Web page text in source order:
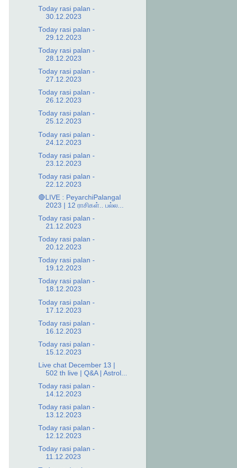
Today rasi palan -
30.12.2023
Today rasi palan -
29.12.2023
Today rasi palan -
28.12.2023
Today rasi palan -
27.12.2023
Today rasi palan -
26.12.2023
Today rasi palan -
25.12.2023
Today rasi palan -
24.12.2023
Today rasi palan -
23.12.2023
Today rasi palan -
22.12.2023
🔴LIVE : PeyarchiPalangal
2023 | 12 ராசிகள்.. பல்ல...
Today rasi palan -
21.12.2023
Today rasi palan -
20.12.2023
Today rasi palan -
19.12.2023
Today rasi palan -
18.12.2023
Today rasi palan -
17.12.2023
Today rasi palan -
16.12.2023
Today rasi palan -
15.12.2023
Live chat December 13 |
502 th live | Q&A | Astrol...
Today rasi palan -
14.12.2023
Today rasi palan -
13.12.2023
Today rasi palan -
12.12.2023
Today rasi palan -
11.12.2023